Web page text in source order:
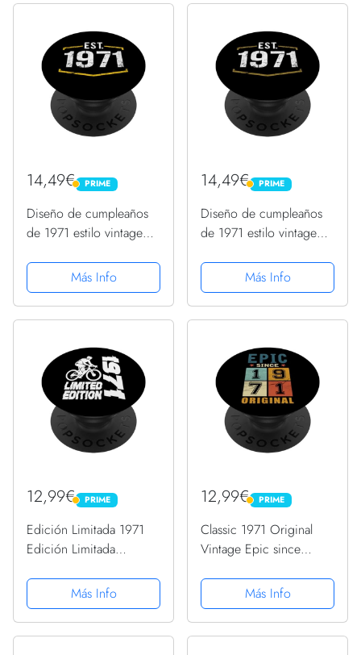
14,49€ PRIME
PRIME
Diseño de cumpleaños
de 1971 estilo vintage
PopSockets PopGrip
Intercambiable
Más Info
14,49€ PRIME
PRIME
Diseño de cumpleaños
de 1971 estilo vintage
PopSockets PopGrip
Intercambiable
Más Info
12,99€ PRIME
PRIME
Edición Limitada 1971
Edición Limitada
PopSockets PopGrip
Intercambiable
Más Info
12,99€ PRIME
PRIME
Classic 1971 Original
Vintage Epic since
PopGrip Intercambiable
Más Info